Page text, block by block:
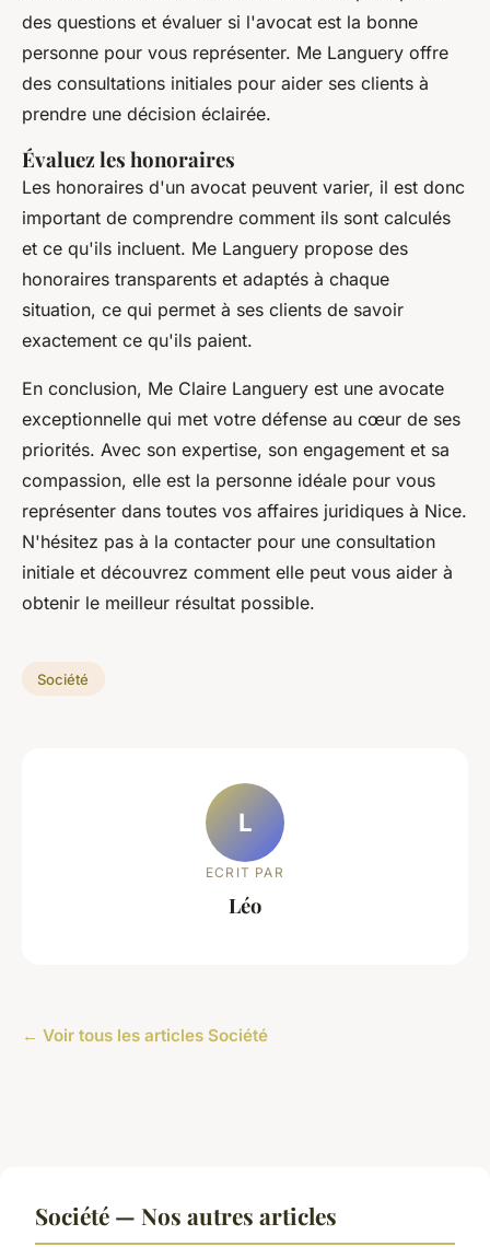
des questions et évaluer si l'avocat est la bonne
personne pour vous représenter. Me Languery offre
des consultations initiales pour aider ses clients à
prendre une décision éclairée.
Évaluez les honoraires
Les honoraires d'un avocat peuvent varier, il est donc
important de comprendre comment ils sont calculés
et ce qu'ils incluent. Me Languery propose des
honoraires transparents et adaptés à chaque
situation, ce qui permet à ses clients de savoir
exactement ce qu'ils paient.
En conclusion, Me Claire Languery est une avocate
exceptionnelle qui met votre défense au cœur de ses
priorités. Avec son expertise, son engagement et sa
compassion, elle est la personne idéale pour vous
représenter dans toutes vos affaires juridiques à Nice.
N'hésitez pas à la contacter pour une consultation
initiale et découvrez comment elle peut vous aider à
obtenir le meilleur résultat possible.
Société
L
ECRIT PAR
Léo
← Voir tous les articles Société
Société — Nos autres articles